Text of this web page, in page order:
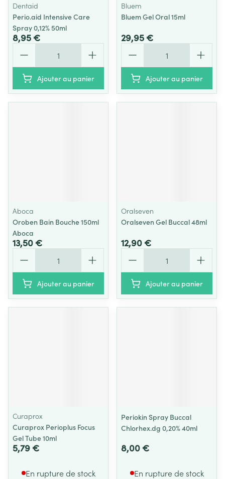
Dentaid
Perio.aid Intensive Care
Spray 0,12% 50ml
8,95 €
Ajouter au panier
Bluem
Bluem Gel Oral 15ml
29,95 €
Ajouter au panier
Aboca
Oroben Bain Bouche 150ml
Aboca
13,50 €
Ajouter au panier
Oralseven
Oralseven Gel Buccal 48ml
12,90 €
Ajouter au panier
Curaprox
Curaprox Perioplus Focus
Gel Tube 10ml
5,79 €
En rupture de stock
Periokin Spray Buccal
Chlorhex.dg 0,20% 40ml
8,00 €
En rupture de stock